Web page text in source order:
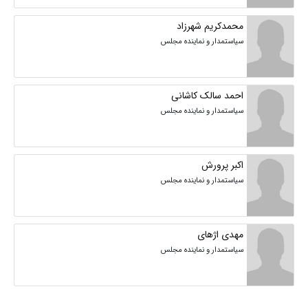
محمدکریم شهرزاد
سیاستمدار و نماینده مجلس
احمد سالک کاشانی
سیاستمدار و نماینده مجلس
اکبر پرورش
سیاستمدار و نماینده مجلس
مهدی اژهای
سیاستمدار و نماینده مجلس